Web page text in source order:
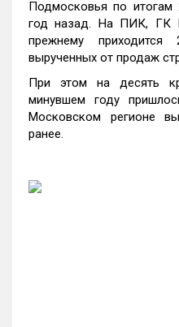
Подмосковья по итогам
год назад. На ПИК, ГК
прежнему приходится
вырученных от продаж
При этом на десять
минувшем году
Московском регионе
ранее.